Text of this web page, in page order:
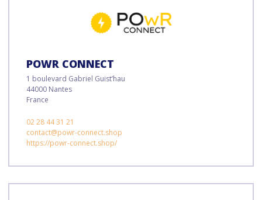
POWR CONNECT
1 boulevard Gabriel Guist’hau
44000 Nantes
France
02 28 44 31 21
contact@powr-connect.shop
https://powr-connect.shop/